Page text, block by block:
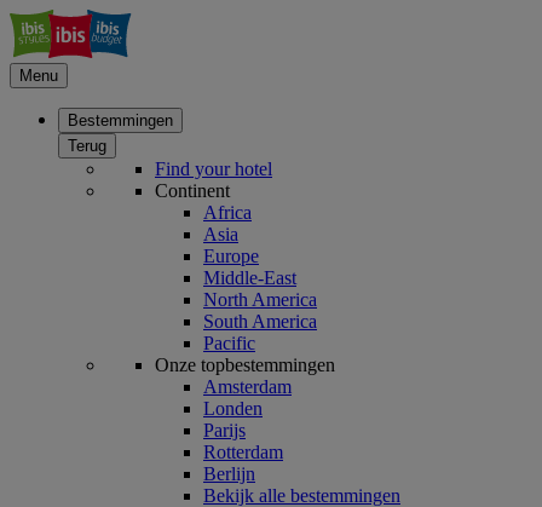
Menu
Bestemmingen
Terug
Find your hotel
Continent
Africa
Asia
Europe
Middle-East
North America
South America
Pacific
Onze topbestemmingen
Amsterdam
Londen
Parijs
Rotterdam
Berlijn
Bekijk alle bestemmingen